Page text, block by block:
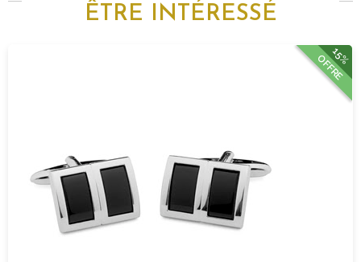
ÊTRE INTÉRESSÉ
15%
OFFRE